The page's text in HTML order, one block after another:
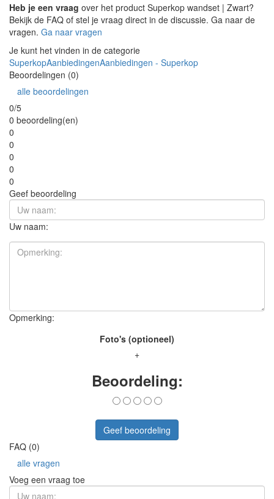
Heb je een vraag over het product Superkop wandset | Zwart?
Bekijk de FAQ of stel je vraag direct in de discussie. Ga naar de
vragen. Ga naar vragen
Je kunt het vinden in de categorie
SuperkopAanbiedingenAanbiedingen - Superkop
Beoordelingen (0)
alle beoordelingen
0/5
0 beoordeling(en)
0
0
0
0
0
Geef beoordeling
Uw naam:
Opmerking:
Foto's (optioneel)
+
Beoordeling:
Geef beoordeling
FAQ (0)
alle vragen
Voeg een vraag toe